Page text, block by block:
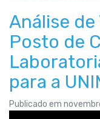
Análise
Posto de
para a
Publicado em